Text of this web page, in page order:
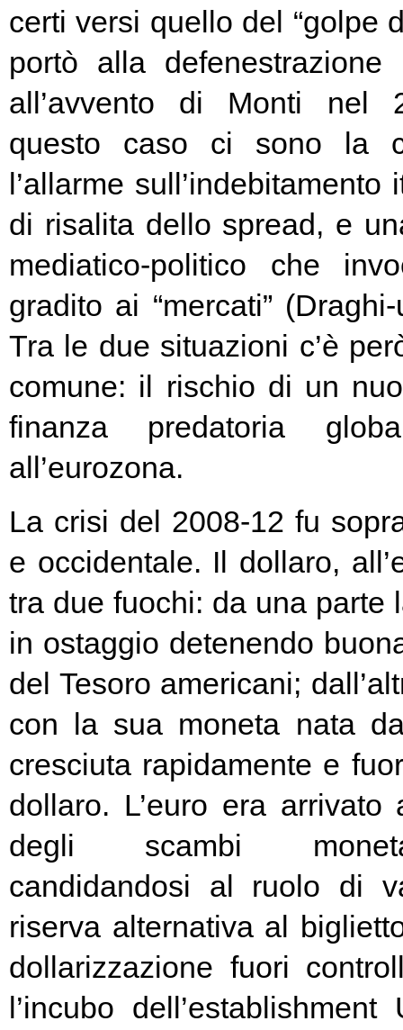
certi versi quello del “golpe
portò alla
all’avvento di Monti nel
questo caso ci sono la
l’allarme
di risalita dello spread, e
mediatico-politico che
gradito ai “mercati”
Tra le due situazioni c’è
comune: il rischio di un
finanza predatoria
all’eurozona.
La crisi del 2008-12 fu
e occidentale. Il dollaro,
tra due fuochi: da una parte
in ostaggio detenendo
del Tesoro americani;
con la sua moneta nata
cresciuta rapidamente e
dollaro. L’euro era
degli scambi
candidandosi al ruolo di
riserva alternativa al
dollarizzazione fuori
l’incubo